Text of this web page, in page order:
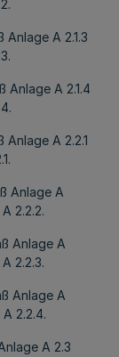
Anlage A 2.1.3
Anlage A 2.1.4
Anlage A 2.2.1
Anlage A
2.2.2.
Anlage A
2.2.3.
Anlage A
2.2.4.
A 2.3